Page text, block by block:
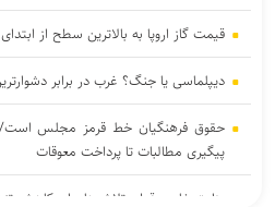
قیمت گاز اروپا به بالاترین سطح از ابتدای ۲۰۲۳ رسید
دیپلماسی یا جنگ؟ غرب در برابر
حقوق فرهنگیان خط قرمز مجلس است/
پیگیری مطالبات تا پرداخت معوقات
وزارت خارجه قطر: تلاش‌ها برای کاهش